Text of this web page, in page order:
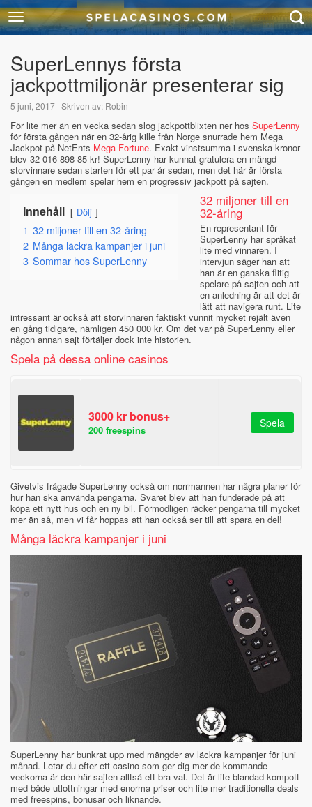
SuperLennys första
jackpottmiljonär presenterar sig
5 juni, 2017 | Skriven av: Robin
För lite mer än en vecka sedan slog jackpottblixten ner hos SuperLenny
för första gången när en 32-årig kille från Norge snurrade hem Mega
Jackpot på NetEnts Mega Fortune. Exakt vinstsumma i svenska kronor
blev 32 016 898 85 kr! SuperLenny har kunnat gratulera en mängd
storvinnare sedan starten för ett par år sedan, men det här är första
gången en medlem spelar hem en progressiv jackpott på sajten.
Innehåll Dölj
1 32 miljoner till en 32-åring
2 Många läckra kampanjer i juni
3 Sommar hos SuperLenny
32 miljoner till en
32-åring
En representant för
SuperLenny har språkat
lite med vinnaren. I
intervjun säger han att
han är en ganska flitig
spelare på sajten och att
en anledning är att det är
lätt att navigera runt. Lite
intressant är också att storvinnaren faktiskt vunnit mycket rejält även
en gång tidigare, nämligen 450 000 kr. Om det var på SuperLenny eller
någon annan sajt förtäljer dock inte historien.
Spela på dessa online casinos
3000 kr bonus+
200 freespins
Spela
Givetvis frågade SuperLenny också om norrmannen har några planer för
hur han ska använda pengarna. Svaret blev att han funderade på att
köpa ett nytt hus och en ny bil. Förmodligen räcker pengarna till mycket
mer än så, men vi får hoppas att han också ser till att spara en del!
Många läckra kampanjer i juni
SuperLenny har bunkrat upp med mängder av läckra kampanjer för juni
månad. Letar du efter ett casino som ger dig mer de kommande
veckorna är den här sajten alltså ett bra val. Det är lite blandad kompott
med både utlottningar med enorma priser och lite mer traditionella deals
med freespins, bonusar och liknande.